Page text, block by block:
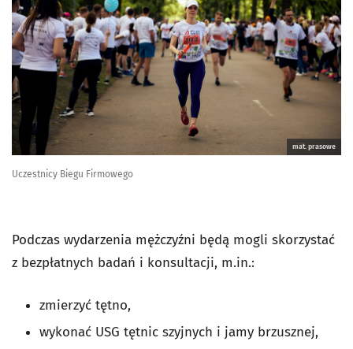
mat. prasowe
Uczestnicy Biegu Firmowego
Podczas wydarzenia mężczyźni będą mogli skorzystać
z bezpłatnych badań i konsultacji, m.in.:
zmierzyć tętno,
wykonać USG tętnic szyjnych i jamy brzusznej,